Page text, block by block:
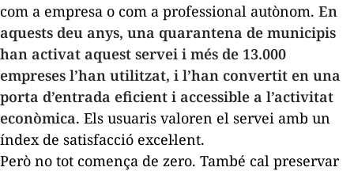
com a empresa o com a professional autònom. En
aquests deu anys, una quarantena de municipis
han activat aquest servei i més de 13.000
empreses l’han utilitzat, i l’han convertit en una
porta d’entrada eficient i accessible a l’activitat
econòmica. Els usuaris valoren el servei amb un
índex de satisfacció excel·lent.
Però no tot comença de zero. També cal preservar